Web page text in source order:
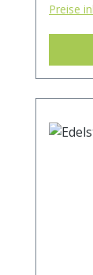
Preise